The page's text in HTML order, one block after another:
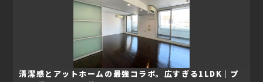
清潔感とアットホームの最強コラボ。広すぎる1LDK｜プ